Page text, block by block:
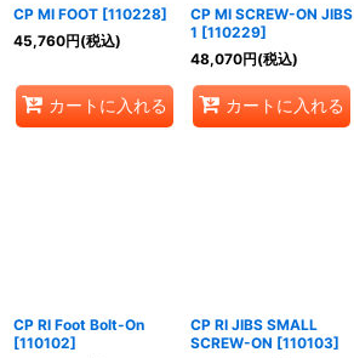
CP MI FOOT [110228]
45,760円(税込)
カートに入れる
CP MI SCREW-ON JIBS
1 [110229]
48,070円(税込)
カートに入れる
CP RI Foot Bolt-On
[110102]
CP RI JIBS SMALL
SCREW-ON [110103]